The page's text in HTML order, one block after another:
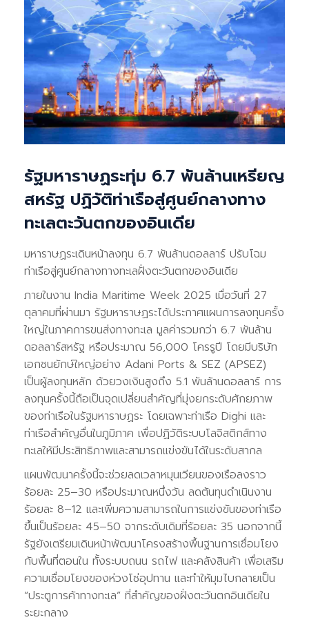
รัฐมหาราษฏระทุ่ม 6.7 พันล้านเหรียญ
สหรัฐ ปฏิวัติท่าเรือสู่ศูนย์กลางทาง
ทะเลตะวันตกของอินเดีย
มหาราษฏระเดินหน้าลงทุน 6.7 พันล้านดอลลาร์ ปรับโฉม
ท่าเรือสู่ศูนย์กลางทางทะเลฝั่งตะวันตกของอินเดีย
ภายในงาน India Maritime Week 2025 เมื่อวันที่ 27
ตุลาคมที่ผ่านมา รัฐมหาราษฏระได้ประกาศแผนการลงทุนครั้ง
ใหญ่ในภาคการขนส่งทางทะเล มูลค่ารวมกว่า 6.7 พันล้าน
ดอลลาร์สหรัฐ หรือประมาณ 56,000 โครรูปี โดยมีบริษัท
เอกชนยักษ์ใหญ่อย่าง Adani Ports & SEZ (APSEZ)
เป็นผู้ลงทุนหลัก ด้วยวงเงินสูงถึง 5.1 พันล้านดอลลาร์ การ
ลงทุนครั้งนี้ถือเป็นจุดเปลี่ยนสำคัญที่มุ่งยกระดับศักยภาพ
ของท่าเรือในรัฐมหาราษฏระ โดยเฉพาะท่าเรือ Dighi และ
ท่าเรือสำคัญอื่นในภูมิภาค เพื่อปฏิวัติระบบโลจิสติกส์ทาง
ทะเลให้มีประสิทธิภาพและสามารถแข่งขันได้ในระดับสากล
แผนพัฒนาครั้งนี้จะช่วยลดเวลาหมุนเวียนของเรือลงราว
ร้อยละ 25–30 หรือประมาณหนึ่งวัน ลดต้นทุนดำเนินงาน
ร้อยละ 8–12 และเพิ่มความสามารถในการแข่งขันของท่าเรือ
ขึ้นเป็นร้อยละ 45–50 จากระดับเดิมที่ร้อยละ 35 นอกจากนี้
รัฐยังเตรียมเดินหน้าพัฒนาโครงสร้างพื้นฐานการเชื่อมโยง
กับพื้นที่ตอนใน ทั้งระบบถนน รถไฟ และคลังสินค้า เพื่อเสริม
ความเชื่อมโยงของห่วงโซ่อุปทาน และทำให้มุมไบกลายเป็น
“ประตูการค้าทางทะเล” ที่สำคัญของฝั่งตะวันตกอินเดียใน
ระยะกลาง